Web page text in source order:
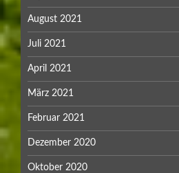
August 2021
Juli 2021
April 2021
März 2021
Februar 2021
Dezember 2020
Oktober 2020